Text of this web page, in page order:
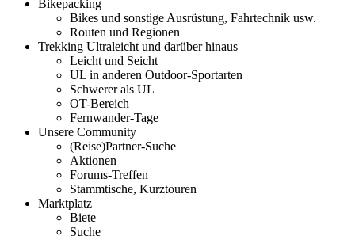
Bikepacking
Bikes und sonstige Ausrüstung, Fahrtechnik usw.
Routen und Regionen
Trekking Ultraleicht und darüber hinaus
Leicht und Seicht
UL in anderen Outdoor-Sportarten
Schwerer als UL
OT-Bereich
Fernwander-Tage
Unsere Community
(Reise)Partner-Suche
Aktionen
Forums-Treffen
Stammtische, Kurztouren
Marktplatz
Biete
Suche